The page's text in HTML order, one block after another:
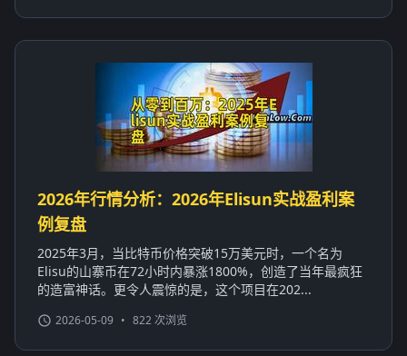
2026年行情分析：2026年Elisun实战盈利案
例复盘
2025年3月，当比特币价格突破15万美元时，一个名为
Elisu的山寨币在72小时内暴涨1800%，创造了当年最疯狂
的造富神话。更令人震惊的是，这个项目在202...
2026-05-09 • 822 次浏览